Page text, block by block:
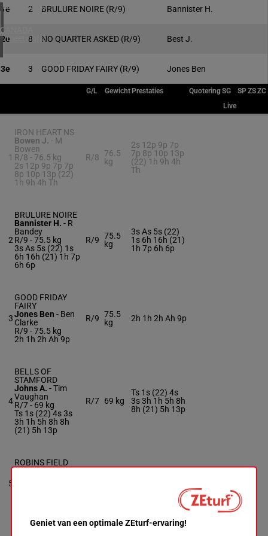
4 meeting(s)
CANADA
1 meeting(s)
1e 2 BRULURE NOIRE (R/9) Bannister H.
2e 8 NO QUARTER ASKED (R/9) Best J.
3e 3 GOOD FRIDAY FAIRY (R/9) Jones Ben
G/L Gewicht Prestaties QuoteringSG SPZSZC
Live
1
IRON HEART NS
Bowen J. - M
Bowen
R/8 - 76.5 kg
2s 12p 9p 7p 7p
8p 10p 13p (22)
1h 9h 4h Th
R/8
76.5
kg
2s 12p 9p 7p
7p 8p 10p 13p
(22) 1h 9h 4h
Th
2
BRULURE NOIRE
Bannister H. - R
Bandey
R/9 -75.5 kg
3s As 5s (22) 1s
6h 16h (21) 1h 7p
6h 6p
R/9 75.5
kg
3s As 5s (22)
1s 6h 16h (21)
1h 7p 6h 6p
3
GOOD FRIDAY
FAIRY
Jones Ben - Ben
Clarke
R/9 -75.5 kg
2h 1h 2h Ah 9p
R/9 75.5
kg
2h 1h 2h Ah 9p
4
BELLS OF
STAMFORD
Johns A. -Tim
Vaughan
R/7 - 69 kg
Ts 1s (22) 4s 3s
3h 1h 5h 8h 8h
(21) 5h 13p
R/7 69 kg
Ts 1s (22) 4s
3s 3h 1h 5h 8h
8h (21) 5h 13p
5
ROBINS FIELD
Poste B.-H Dickin
2s 2s 4s Ah
Ah (20) Ah (19)
Geniet van een optimale ZEturf-ervaring!